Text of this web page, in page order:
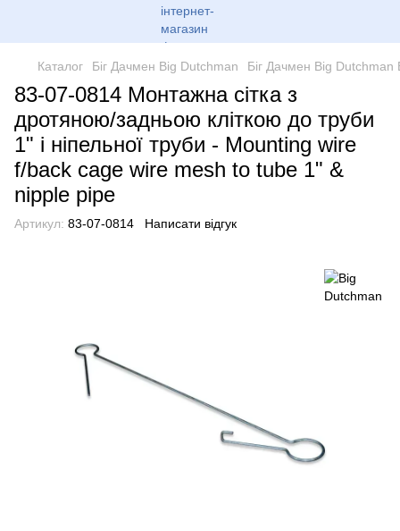
Каталог Біг Дачмен Big Dutchman Біг Дачмен Big Dutchman
83-07-0814 Монтажна сітка з
дротяною/задньою кліткою до труби
1" і ніпельної труби - Mounting wire
f/back cage wire mesh to tube 1" &
nipple pipe
Артикул: 83-07-0814 Написати відгук